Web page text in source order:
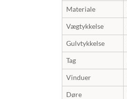
Materiale
Vægtykkelse
Gulvtykkelse
Tag
Vinduer
Døre